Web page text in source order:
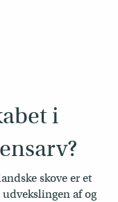
i
skove er et
af og